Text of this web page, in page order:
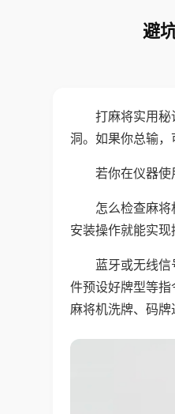
避
打麻将实用
洞。如果你总输，
若你在仪器使
怎么检查麻
安装操作就能实现
蓝牙或无线
件预设好牌型等
麻将机洗牌、码牌